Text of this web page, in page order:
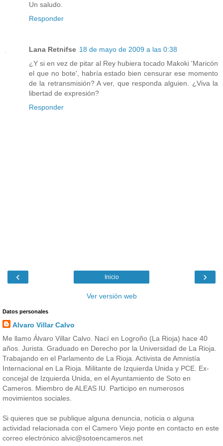
Un saludo.
Responder
Lana Retnifse 18 de mayo de 2009 a las 0:38
¿Y si en vez de pitar al Rey hubiera tocado Makoki 'Maricón
el que no bote', habría estado bien censurar ese momento
de la retransmisión? A ver, que responda alguien. ¿Viva la
libertad de expresión?
Responder
‹ ›
Inicio
Ver versión web
Datos personales
Alvaro Villar Calvo
Me llamo Álvaro Villar Calvo. Nací en Logroño (La Rioja) hace 40
años. Jurista. Graduado en Derecho por la Universidad de La Rioja.
Trabajando en el Parlamento de La Rioja. Activista de Amnistía
Internacional en La Rioja. Militante de Izquierda Unida y PCE. Ex-
concejal de Izquierda Unida, en el Ayuntamiento de Soto en
Cameros. Miembro de ALEAS IU. Participo en numerosos
movimientos sociales.
Si quieres que se publique alguna denuncia, noticia o alguna
actividad relacionada con el Camero Viejo ponte en contacto en este
correo electrónico alvic@sotoencameros.net